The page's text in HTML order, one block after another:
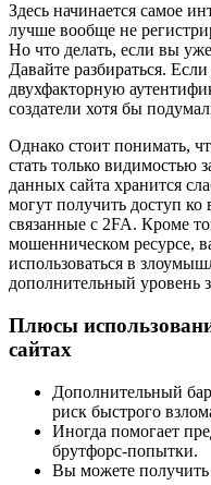
Здесь начинается самое
лучше вообще не
Но что делать, если вы
Давайте разбираться.
двухфакторную
создатели хотя бы
Однако стоит понимать,
стать только видимостью
данных сайта хранится
могут получить доступ
связанные с 2FA. Кроме
мошенническом ресурсе,
использоваться в
дополнительный уровень
Плюсы
сайтах
Дополнительный
риск быстрого
Иногда помогает
брутфорс-попытки.
Вы можете получить